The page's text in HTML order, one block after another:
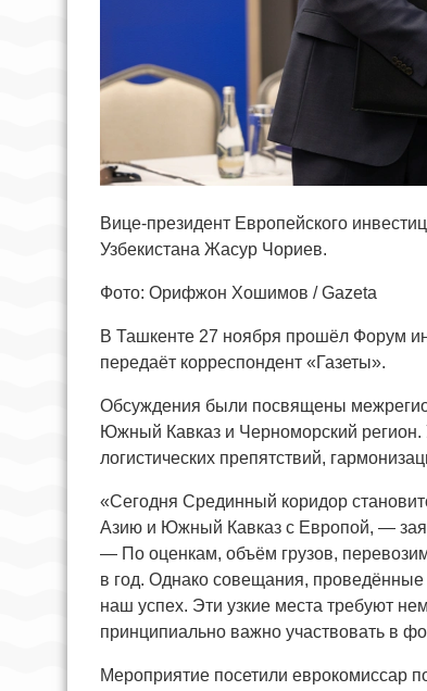
Вице-президент Европейского
Узбекистана Жасур Чориев.
Фото: Орифжон Хошимов / Gazeta
В Ташкенте 27 ноября прошёл Форум
передаёт корреспондент «Газеты».
Обсуждения были посвящены
Южный Кавказ и Черноморский регион.
логистических препятствий,
«Сегодня Срединный коридор
Азию и Южный Кавказ с Европой, —
— По оценкам, объём грузов,
в год. Однако совещания,
наш успех. Эти узкие места требуют
принципиально важно участвовать в
Мероприятие посетили еврокомиссар